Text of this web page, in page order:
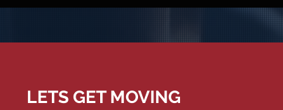
LETS GET MOVING